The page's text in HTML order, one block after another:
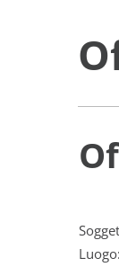
Luogo: